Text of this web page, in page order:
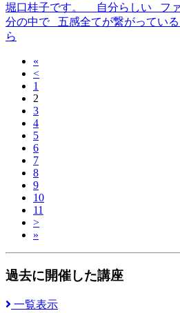
堀口桂子です。 自分らしい フ
分の中で 五感全てが繋がってい
ら
«
<
1
2
3
4
5
6
7
8
9
10
11
>
»
過去に開催した講座
一覧表示